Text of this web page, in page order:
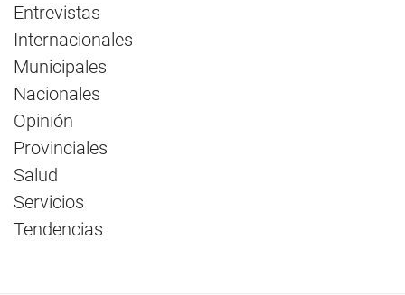
Entrevistas
Internacionales
Municipales
Nacionales
Opinión
Provinciales
Salud
Servicios
Tendencias